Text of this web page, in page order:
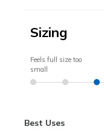
Sizing
Feels full size too
small
Best Uses